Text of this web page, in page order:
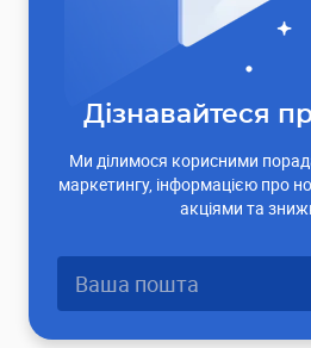
Дізнавайтеся
Ми ділимося корисними
маркетингу, інформацією про
акціями та